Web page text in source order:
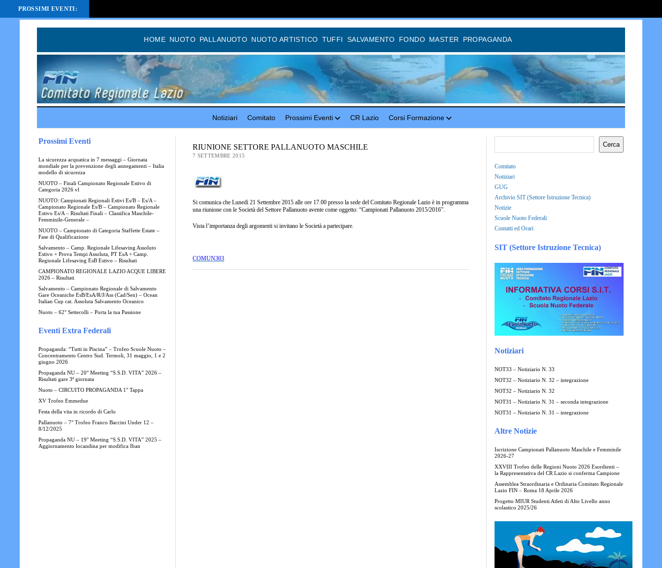
HOME NUOTO PALLANUOTO NUOTO ARTISTICO TUFFI SALVAMENTO FONDO MASTER PROPAGANDA
Notiziari Comitato Prossimi Eventi CR Lazio Corsi Formazione
Prossimi Eventi
La sicurezza acquatica in 7 messaggi – Giornata
mondiale per la prevenzione degli annegamenti – Italia
modello di sicurezza
NUOTO – Finali Campionato Regionale Estivo di
Categoria 2026 vl
NUOTO: Campionati Regionali Estivi Es/B – Es/A –
Campionato Regionale Es/B – Campionato Regionale
Estivo Es/A – Risultati Finali – Classifica Maschile-
Femminile-Generale –
NUOTO – Campionato di Categoria Staffette Estate –
Fase di Qualificazione
Salvamento – Camp. Regionale Lifesaving Assoluto
Estivo + Prova Tempi Assoluta, PT EsA + Camp.
Regionale Lifesaving EsB Estivo – Risultati
CAMPIONATO REGIONALE LAZIO ACQUE LIBERE
2026 – Risultati
Salvamento – Campionato Regionale di Salvamento
Gare Oceaniche EsB/EsA/R/J/Ass (Cad/Sen) – Ocean
Italian Cup cat. Assoluta Salvamento Oceanico
Nuoto – 62° Settecolli – Porta la tua Passione
Eventi Extra Federali
Propaganda: “Tutti in Piscina” – Trofeo Scuole Nuoto –
Concentramento Centro Sud. Termoli, 31 maggio, 1 e 2
giugno 2026
Propaganda NU – 20° Meeting “S.S.D. VITA” 2026 –
Risultati gare 3ª giornata
Nuoto – CIRCUITO PROPAGANDA 1° Tappa
XV Trofeo Emmedue
Festa della vita in ricordo di Carlo
Pallanuoto – 7° Trofeo Franco Baccini Under 12 –
8/12/2025
Propaganda NU – 19° Meeting “S.S.D. VITA” 2025 –
Aggiornamento locandina per modifica Iban
RIUNIONE SETTORE PALLANUOTO MASCHILE
7 SETTEMBRE 2015
Si comunica che Lunedì 21 Settembre 2015 alle ore 17.00 presso la sede del Comitato Regionale Lazio è in programma
una riunione con le Società del Settore Pallanuoto avente come oggetto: “Campionati Pallanuoto 2015/2016”.
Vista l’importanza degli argomenti si invitano le Società a partecipare.
COMUN303
Cerca
Comitato
Notiziari
GUG
Archivio SIT (Settore Istruzione Tecnica)
Notizie
Scuole Nuoto Federali
Contatti ed Orari
SIT (Settore Istruzione Tecnica)
Notiziari
NOT33 – Notiziario N. 33
NOT32 – Notiziario N. 32 – integrazione
NOT32 – Notiziario N. 32
NOT31 – Notiziario N. 31 – seconda integrazione
NOT31 – Notiziario N. 31 – integrazione
Altre Notizie
Iscrizione Campionati Pallanuoto Maschile e Femminile
2026-27
XXVIII Trofeo delle Regioni Nuoto 2026 Esordienti –
la Rappresentativa del CR Lazio si conferma Campione
Assemblea Straordinaria e Ordinaria Comitato Regionale
Lazio FIN – Roma 18 Aprile 2026
Progetto MIUR Studenti Atleti di Alto Livello anno
scolastico 2025/26
PROSSIMI EVENTI: